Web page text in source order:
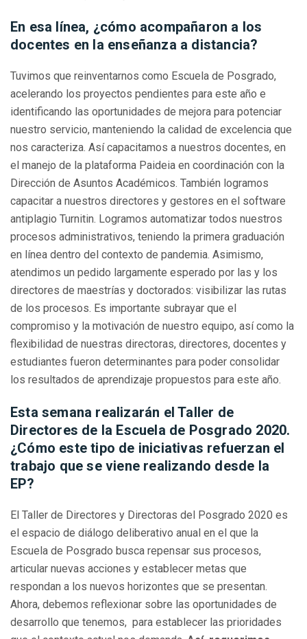
En esa línea, ¿cómo acompañaron a los
docentes en la enseñanza a distancia?
Tuvimos que reinventarnos como Escuela de Posgrado,
acelerando los proyectos pendientes para este año e
identificando las oportunidades de mejora para potenciar
nuestro servicio, manteniendo la calidad de excelencia que
nos caracteriza. Así capacitamos a nuestros docentes, en
el manejo de la plataforma Paideia en coordinación con la
Dirección de Asuntos Académicos. También logramos
capacitar a nuestros directores y gestores en el software
antiplagio Turnitin. Logramos automatizar todos nuestros
procesos administrativos, teniendo la primera graduación
en línea dentro del contexto de pandemia. Asimismo,
atendimos un pedido largamente esperado por las y los
directores de maestrías y doctorados: visibilizar las rutas
de los procesos. Es importante subrayar que el
compromiso y la motivación de nuestro equipo, así como la
flexibilidad de nuestras directoras, directores, docentes y
estudiantes fueron determinantes para poder consolidar
los resultados de aprendizaje propuestos para este año.
Esta semana realizarán el Taller de
Directores de la Escuela de Posgrado 2020.
¿Cómo este tipo de iniciativas refuerzan el
trabajo que se viene realizando desde la
EP?
El Taller de Directores y Directoras del Posgrado 2020 es
el espacio de diálogo deliberativo anual en el que la
Escuela de Posgrado busca repensar sus procesos,
articular nuevas acciones y establecer metas que
respondan a los nuevos horizontes que se presentan.
Ahora, debemos reflexionar sobre las oportunidades de
desarrollo que tenemos, para establecer las prioridades